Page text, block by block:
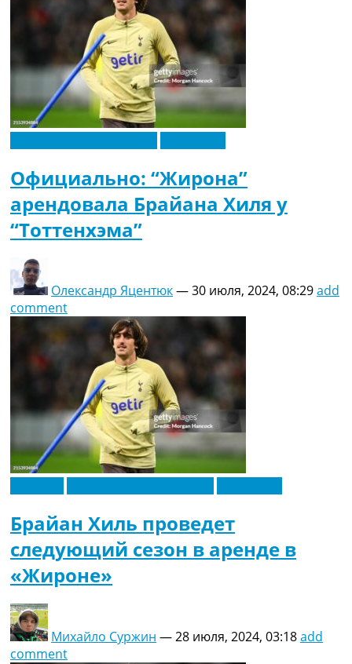
Официально: “Жирона”
арендовала Брайана Хиля у
“Тоттенхэма”
Олександр Яцентюк—30 июля, 2024, 08:29add
comment
Брайан Хиль проведет
следующий сезон в аренде в
«Жироне»
Михайло Суржин —28 июля, 2024, 03:18add
comment